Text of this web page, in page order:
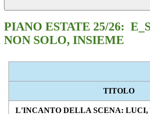
PIANO ESTATE 25/26:
NON SOLO, INSIEME
TITOLO
L'INCANTO DELLA SCENA: